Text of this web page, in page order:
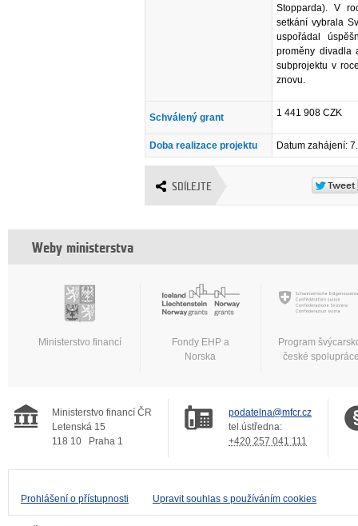
Stopparda). V
setkání vybrala
uspořádal
proměny divadla
subprojektu v
znovu.
Schválený grant 1 441 908 CZK
Doba realizace projektu Datum zahájení:
SDÍLEJTE
Weby ministerstva
Ministerstvo financí
Fondy EHP a
Norska
Program
české
Ministerstvo financí ČR
Letenská 15
118 10
Praha 1
podatelna@mfcr.cz
tel.ústředna:
+420 257 041 111
Prohlášení o přístupnosti Upravit souhlas s používáním cookies